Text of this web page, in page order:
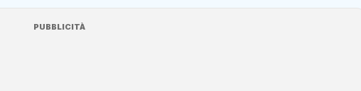
PUBBLICITÀ